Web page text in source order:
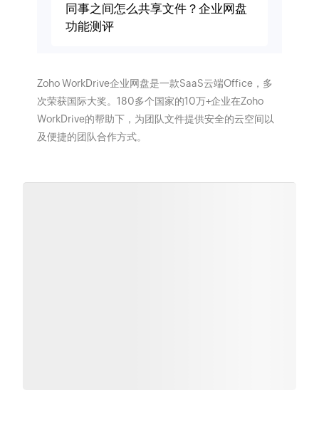
同事之间怎么共享文件？企业网盘
功能测评
Zoho WorkDrive企业网盘是一款SaaS云端Office，多
次荣获国际大奖。180多个国家的10万+企业在Zoho
WorkDrive的帮助下，为团队文件提供安全的云空间以
及便捷的团队合作方式。